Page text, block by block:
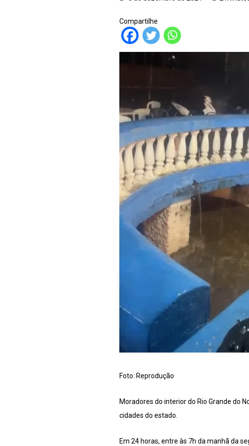
Compartilhe
Foto: Reprodução
Moradores do interior do Rio Grande do
cidades do estado.
Em 24 horas, entre às 7h da manhã da